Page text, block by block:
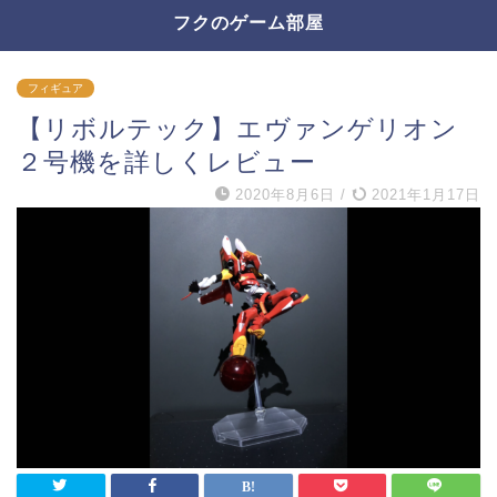
フクのゲーム部屋
フィギュア
【リボルテック】エヴァンゲリオン
２号機を詳しくレビュー
2020年8月6日 / 2021年1月17日